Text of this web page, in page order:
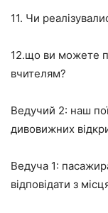
11. Чи
12.що ви можете
вчителям?
Ведучий 2: наш
дивовижних
Ведуча 1:
відповідати з